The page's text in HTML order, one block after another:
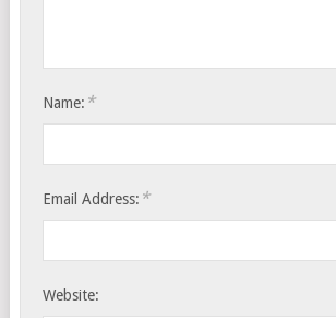
Name: *
Email Address: *
Website: